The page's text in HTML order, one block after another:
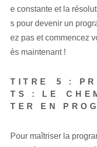
e constante⁢ et la
s pour devenir un
ez pas et commencez
ès maintenant !
TITRE ⁣5 :
TS : LE⁤
TER EN‌
Pour maîtriser la